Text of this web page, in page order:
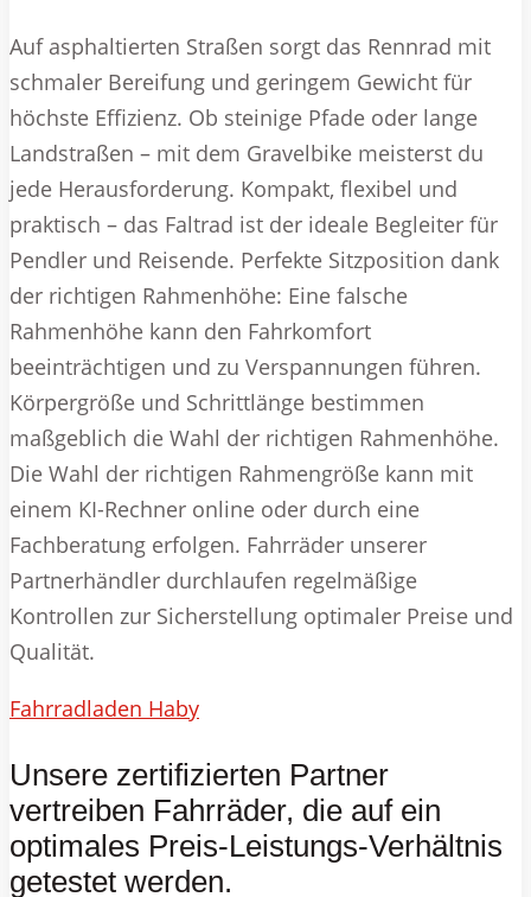
Auf asphaltierten Straßen sorgt das Rennrad mit
schmaler Bereifung und geringem Gewicht für
höchste Effizienz. Ob steinige Pfade oder lange
Landstraßen – mit dem Gravelbike meisterst du
jede Herausforderung. Kompakt, flexibel und
praktisch – das Faltrad ist der ideale Begleiter für
Pendler und Reisende. Perfekte Sitzposition dank
der richtigen Rahmenhöhe: Eine falsche
Rahmenhöhe kann den Fahrkomfort
beeinträchtigen und zu Verspannungen führen.
Körpergröße und Schrittlänge bestimmen
maßgeblich die Wahl der richtigen Rahmenhöhe.
Die Wahl der richtigen Rahmengröße kann mit
einem KI-Rechner online oder durch eine
Fachberatung erfolgen. Fahrräder unserer
Partnerhändler durchlaufen regelmäßige
Kontrollen zur Sicherstellung optimaler Preise und
Qualität.
Fahrradladen Haby
Unsere zertifizierten Partner
vertreiben Fahrräder, die auf ein
optimales Preis-Leistungs-Verhältnis
getestet werden.